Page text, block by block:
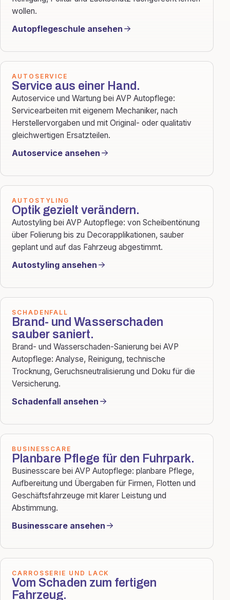
wollen.
Autopflegeschule ansehen
AUTOSERVICE
Service aus einer Hand.
Autoservice und Wartung bei AVP Autopflege:
Servicearbeiten mit eigenem Mechaniker, nach
Herstellervorgaben und mit Original- oder qualitativ
gleichwertigen Ersatzteilen.
Autoservice ansehen
AUTOSTYLING
Optik gezielt verändern.
Autostyling bei AVP Autopflege: von Scheibentönung
über Folierung bis zu Decorapplikationen, sauber
geplant und auf das Fahrzeug abgestimmt.
Autostyling ansehen
SCHADENFALL
Brand- und Wasserschaden
sauber saniert.
Brand- und Wasserschaden-Sanierung bei AVP
Autopflege: Analyse, Reinigung, technische
Trocknung, Geruchsneutralisierung und Doku für die
Versicherung.
Schadenfall ansehen
BUSINESSCARE
Planbare Pflege für den Fuhrpark.
Businesscare bei AVP Autopflege: planbare Pflege,
Aufbereitung und Übergaben für Firmen, Flotten und
Geschäftsfahrzeuge mit klarer Leistung und
Abstimmung.
Businesscare ansehen
CARROSSERIE UND LACK
Vom Schaden zum fertigen
Fahrzeug.